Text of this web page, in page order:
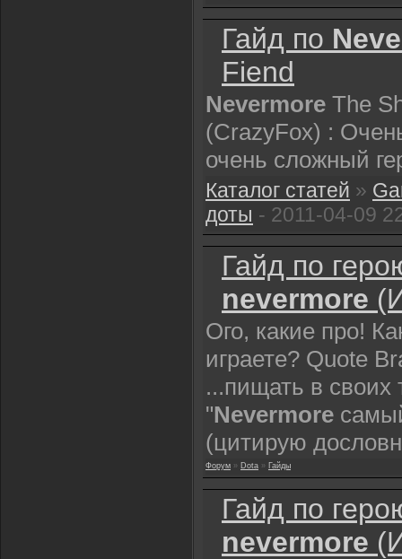
Гайд по
Fiend
Nevermore The
(CrazyFox) :
очень сложный
Каталог статей »
доты - 2011-04-09
Гайд по
nevermore
Ого, какие про!
играете? Quote
...пищать в своих
"Nevermore
(цитирую
Форум » Dota » Гайды
Гайд по
nevermore